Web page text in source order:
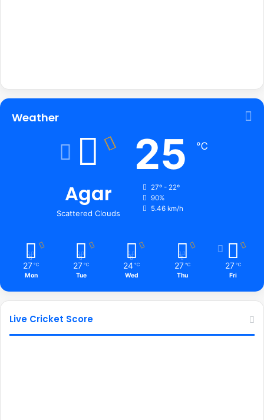
Weather
Agar
Scattered Clouds
25 ℃
27º - 22º
90%
5.46 km/h
27 ℃
Mon
27 ℃
Tue
24 ℃
Wed
27 ℃
Thu
27 ℃
Fri
Live Cricket Score